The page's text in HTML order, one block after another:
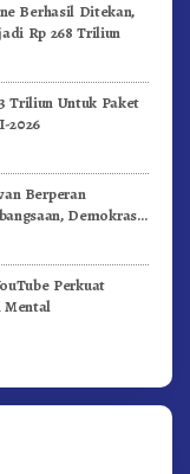
Berhasil Ditekan,
Rp 268 Triliun
Triliun Untuk Paket
2026
Berperan
Demokrasi,
Perkuat
Mental